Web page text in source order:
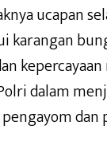
ucapan
karangan
dalam
dan